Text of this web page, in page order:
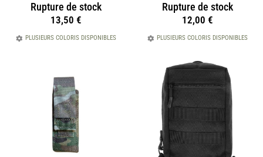
Rupture de stock
13,50 €
PLUSIEURS COLORIS DISPONIBLES
Rupture de stock
12,00 €
PLUSIEURS COLORIS DISPONIBLES